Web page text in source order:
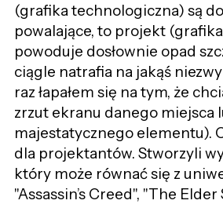
(grafika technologiczna) są
powalające, to projekt
powoduje dosłownie opad
ciągle natrafia na jakąś
raz łapałem się na tym, że
zrzut ekranu danego miejsca
majestatycznego elementu).
dla projektantów. Stworzyli
który może równać się z
"Assassin’s Creed", "The Elder